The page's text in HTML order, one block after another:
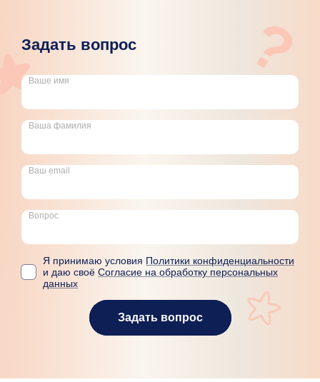
Задать вопрос
Ваше имя
Ваша фамилия
Ваш email
Вопрос
Я принимаю условия Политики конфиденциальности
и даю своё Согласие на обработку персональных
данных
Задать вопрос
?